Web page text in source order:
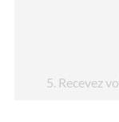
5. Recevez